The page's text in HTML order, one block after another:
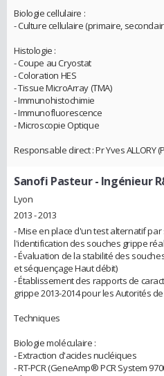
Biologie cellulaire :
- Culture cellulaire (primaire,
Histologie :
- Coupe au Cryostat
- Coloration HES
- Tissue MicroArray (TMA)
- Immunohistochimie
- Immunofluorescence
- Microscopie Optique
Responsable direct : Pr Yves ALLORY
Sanofi Pasteur- Ingénieur
Lyon
2013 - 2013
- Mise en place d'un test alternatif
l'identification des souches grippe
- Évaluation de la stabilité des
et séquençage Haut débit)
- Établissement des rapports de
grippe 2013-2014 pour les Autorités
Techniques
Biologie moléculaire :
- Extraction d'acides nucléiques
- RT-PCR (GeneAmp® PCR System